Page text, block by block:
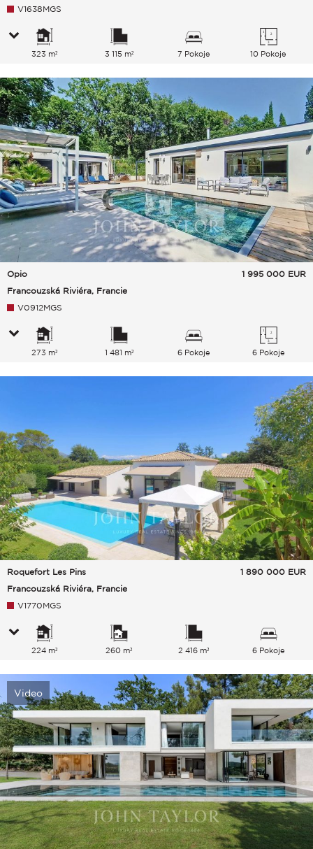
V1638MGS
323 m² 3 115 m² 7 Pokoje 10 Pokoje
Opio
Francouzská Riviéra, Francie
1 995 000 EUR
V0912MGS
273 m² 1 481 m² 6 Pokoje 6 Pokoje
Roquefort Les Pins
Francouzská Riviéra, Francie
1 890 000 EUR
V1770MGS
224 m² 260 m² 2 416 m² 6 Pokoje
Video